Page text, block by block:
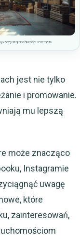
możliwości Internetu
jest nie tylko
i promowanie.
mu lepszą
może znacząco
Instagramie
uwagę
które
zainteresowań,